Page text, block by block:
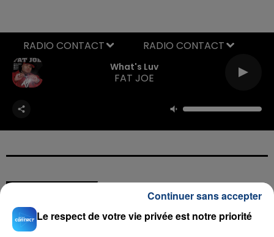
What's Luv
FAT JOE
RADIO CONTACT
Le respect de votre vie privée est notre priorité
Continuer sans accepter